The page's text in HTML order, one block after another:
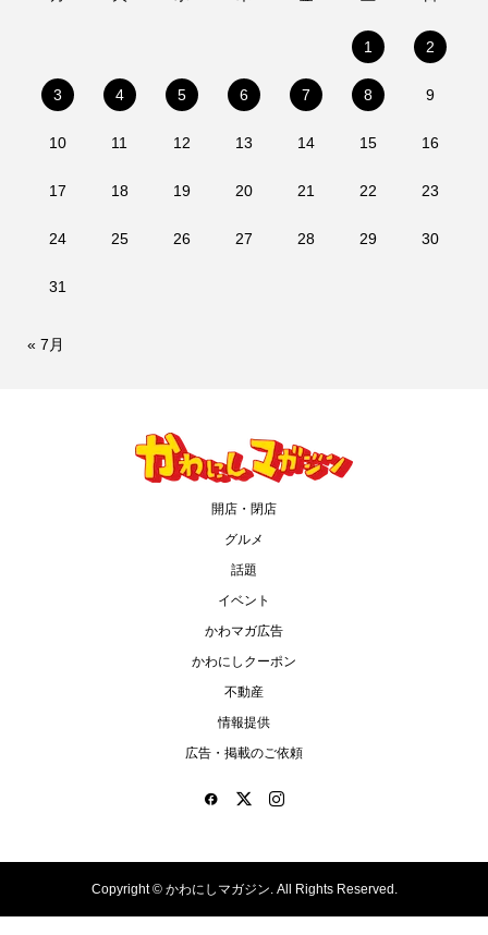
1 2
3 4 5 6 7 8 9
10 11 12 13 14 15 16
17 18 19 20 21 22 23
24 25 26 27 28 29 30
31
« 7月
開店・閉店
グルメ
話題
イベント
かわマガ広告
かわにしクーポン
不動産
情報提供
広告・掲載のご依頼
Copyright ©かわにしマガジン. All Rights Reserved.